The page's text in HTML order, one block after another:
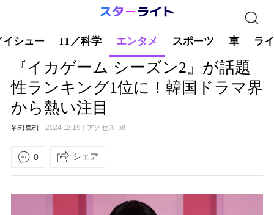
イシュー IT／科学 エンタメ スポーツ 車 ラ
『イカゲーム シーズン2』が話題
性ランキング1位に！韓国ドラマ界
から熱い注目
위키트리 2024.12.19 アクセス 58
0 シェア